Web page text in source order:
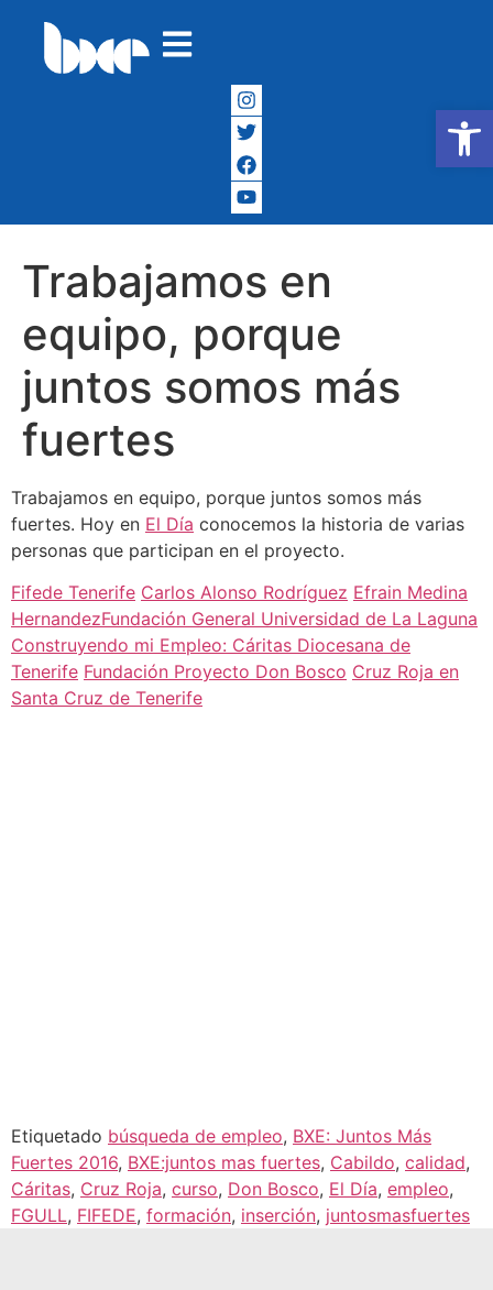
Abrir
Trabajamos en
equipo, porque
juntos somos más
fuertes
Trabajamos en equipo, porque juntos somos más
fuertes. Hoy en El Día conocemos la historia de varias
personas que participan en el proyecto.
Fifede Tenerife Carlos Alonso Rodríguez Efrain Medina
HernandezFundación General Universidad de La Laguna
Construyendo mi Empleo: Cáritas Diocesana de
Tenerife Fundación Proyecto Don Bosco Cruz Roja en
Santa Cruz de Tenerife
Etiquetado búsqueda de empleo, BXE: Juntos Más
Fuertes 2016, BXE:juntos mas fuertes, Cabildo, calidad,
Cáritas, Cruz Roja, curso, Don Bosco, El Día, empleo,
FGULL, FIFEDE, formación, inserción, juntosmasfuertes